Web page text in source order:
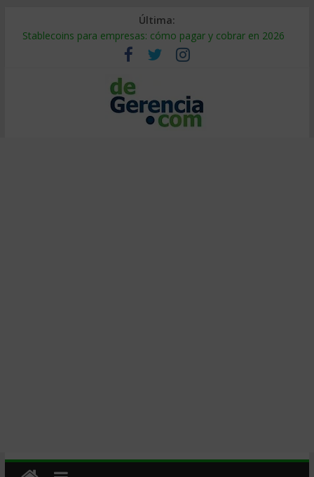
Última:
Stablecoins para empresas: cómo pagar y cobrar en 2026
Despido silencioso: qué es y por qué sale tan caro
IA en selección de personal: cómo auditarla a tiempo
Trabajo forzoso en la cadena de suministro: qué hacer
Mercado hispano de EE. UU.: cómo segmentarlo y venderle